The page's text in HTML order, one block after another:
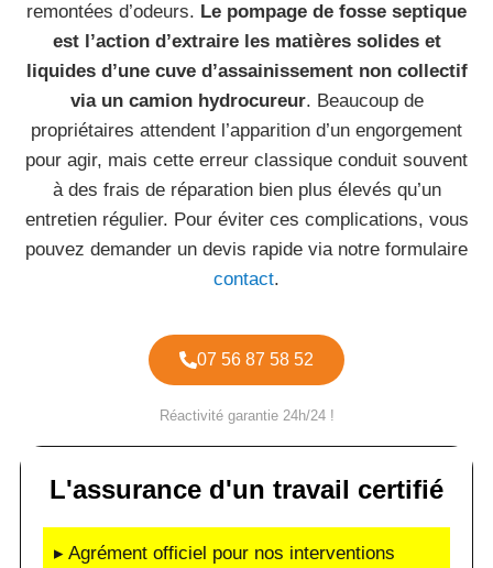
remontées d’odeurs. Le pompage de fosse septique
est l’action d’extraire les matières solides et
liquides d’une cuve d’assainissement non collectif
via un camion hydrocureur. Beaucoup de
propriétaires attendent l’apparition d’un engorgement
pour agir, mais cette erreur classique conduit souvent
à des frais de réparation bien plus élevés qu’un
entretien régulier. Pour éviter ces complications, vous
pouvez demander un devis rapide via notre formulaire
contact.
07 56 87 58 52
Réactivité garantie 24h/24 !
L'assurance d'un travail certifié
▸ Agrément officiel pour nos interventions